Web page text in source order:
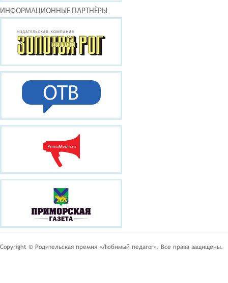
ИНФОРМАЦИОННЫЕ ПАРТНЁРЫ
Copyright © Родительская премия «Любимый педагог». Все права защищены.